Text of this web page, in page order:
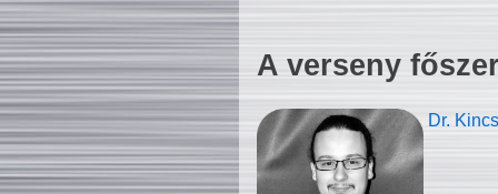
A verseny
Dr.